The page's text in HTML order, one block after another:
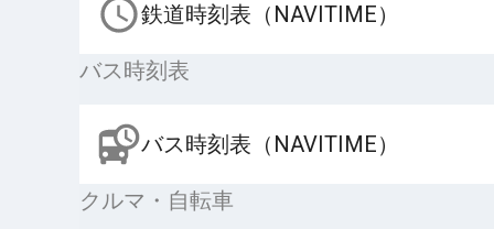
鉄道時刻表（NAVITIME）
バス時刻表
バス時刻表（NAVITIME）
クルマ・自転車